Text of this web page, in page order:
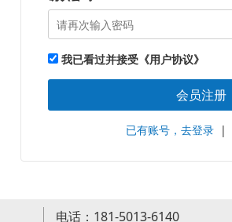
我已看过并接受《用户协议》
会员注册
已有账号，去登录 |
电话：181-5013-6140